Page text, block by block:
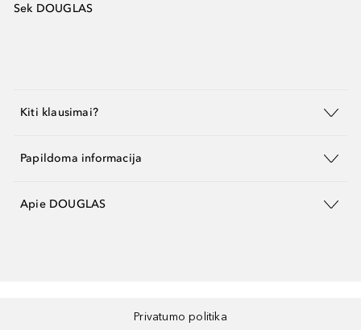
Sek DOUGLAS
Kiti klausimai?
Papildoma informacija
Apie DOUGLAS
Privatumo politika